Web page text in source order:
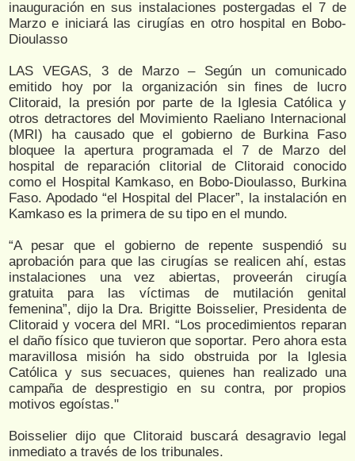
inauguración en sus instalaciones postergadas el 7 de
Marzo e iniciará las cirugías en otro hospital en Bobo-
Dioulasso
LAS VEGAS, 3 de Marzo – Según un comunicado
emitido hoy por la organización sin fines de lucro
Clitoraid, la presión por parte de la Iglesia Católica y
otros detractores del Movimiento Raeliano Internacional
(MRI) ha causado que el gobierno de Burkina Faso
bloquee la apertura programada el 7 de Marzo del
hospital de reparación clitorial de Clitoraid conocido
como el Hospital Kamkaso, en Bobo-Dioulasso, Burkina
Faso. Apodado “el Hospital del Placer”, la instalación en
Kamkaso es la primera de su tipo en el mundo.
“A pesar que el gobierno de repente suspendió su
aprobación para que las cirugías se realicen ahí, estas
instalaciones una vez abiertas, proveerán cirugía
gratuita para las víctimas de mutilación genital
femenina”, dijo la Dra. Brigitte Boisselier, Presidenta de
Clitoraid y vocera del MRI. “Los procedimientos reparan
el daño físico que tuvieron que soportar. Pero ahora esta
maravillosa misión ha sido obstruida por la Iglesia
Católica y sus secuaces, quienes han realizado una
campaña de desprestigio en su contra, por propios
motivos egoístas."
Boisselier dijo que Clitoraid buscará desagravio legal
inmediato a través de los tribunales.